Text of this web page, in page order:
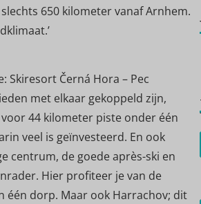
650 kilometer vanaf Arnhem.
Skiresort Černá Hora – Pec
met elkaar gekoppeld zijn,
44 kilometer piste onder één
veel is geïnvesteerd. En ook
centrum, de goede après-ski en
Hier profiteer je van de
één dorp. Maar ook Harrachov; dit